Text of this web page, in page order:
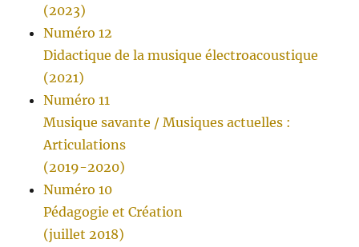
(2023)
Numéro 12
Didactique de la musique électroacoustique
(2021)
Numéro 11
Musique savante / Musiques actuelles :
Articulations
(2019-2020)
Numéro 10
Pédagogie et Création
(juillet 2018)